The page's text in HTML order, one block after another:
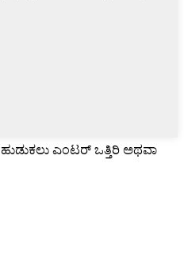
ಹುಡುಕಲು ಎಂಟರ್ ಒತ್ತಿರಿ ಅಥವಾ